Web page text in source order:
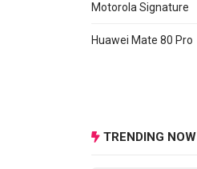
Motorola Signature
Huawei Mate 80 Pro
TRENDING NOW